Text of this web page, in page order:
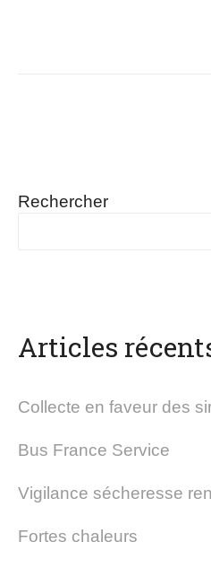
Rechercher
Articles
Collecte en faveur des
Bus France Service
Vigilance sécheresse
Fortes chaleurs